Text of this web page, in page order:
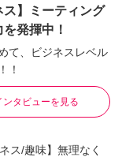
ス】ミーティング
発揮中！
て、ビジネスレベル
！
ンタビューを見る